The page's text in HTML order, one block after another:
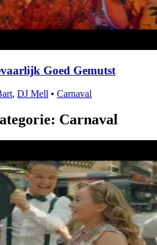
Goed Gemutst
, DJ Mell • Carnaval
Carnaval